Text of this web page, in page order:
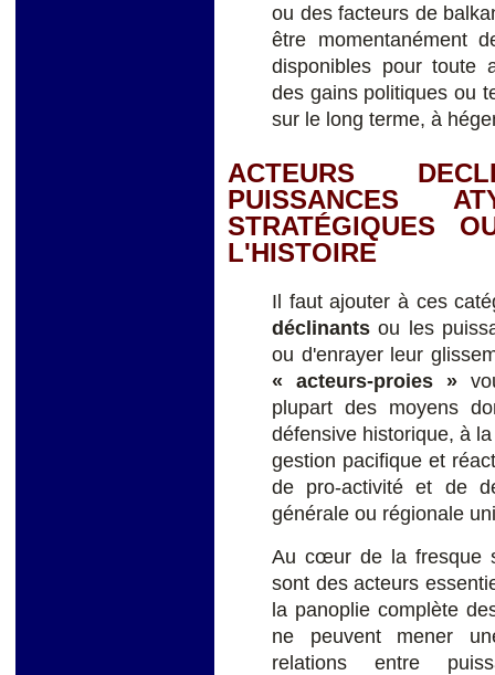
ou des facteurs de
être momentanément
disponibles pour toute
des gains politiques ou
sur le long terme, à
ACTEURS
PUISSANCES
STRATÉGIQUES
L'HISTOIRE
Il faut ajouter à ces
déclinants ou les
ou d'enrayer leur
« acteurs-proies »
plupart des moyens
défensive historique, à
gestion pacifique et
de pro-activité et de
générale ou régionale
Au cœur de la fresque
sont des acteurs
la panoplie complète
ne peuvent mener
relations entre